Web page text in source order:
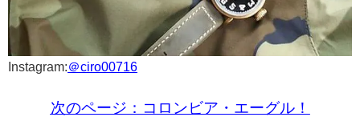
Instagram:＠ciro00716
次のページ：コロンビア・エーグル！